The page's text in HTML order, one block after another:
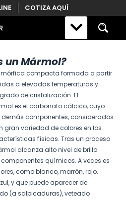
COTIZA AQUÍ
un Mármol?
compacta formada a partir
a elevadas temperaturas y
de cristalización. El
es el carbonato cálcico, cuyo
demás componentes, considerados
gran variedad de colores en los
físicas. Tras un proceso
alcanza alto nivel de brillo
químicos. A veces es
como blanco, marrón, rojo,
y que puede aparecer de
(a salpicaduras), veteado